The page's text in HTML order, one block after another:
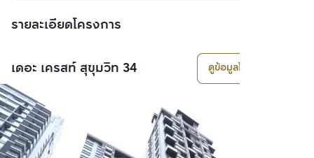
รายละเอียดโครงการ
เดอะ เครสท์ สุขุมวิท 34 ดูข้อมูลโครงการ